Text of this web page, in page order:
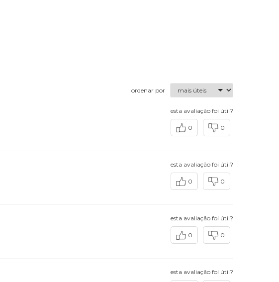
ordenar por
esta avaliação foi útil?
0 0
esta avaliação foi útil?
0 0
esta avaliação foi útil?
0 0
esta avaliação foi útil?